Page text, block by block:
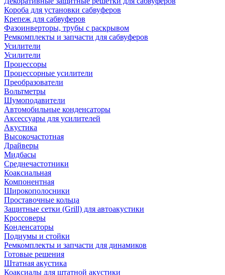
Короба для установки сабвуферов
Крепеж для сабвуферов
Фазоинверторы, трубы с раскрывом
Ремкомплекты и запчасти для сабвуферов
Усилители
Усилители
Процессоры
Процессорные усилители
Преобразователи
Вольтметры
Шумоподавители
Автомобильные конденсаторы
Аксессуары для усилителей
Акустика
Высокочастотная
Драйверы
Мидбасы
Среднечастотники
Коаксиальная
Компонентная
Широкополосники
Проставочные кольца
Защитные сетки (Grill) для автоакустики
Кроссоверы
Конденсаторы
Подиумы и стойки
Ремкомплекты и запчасти для динамиков
Готовые решения
Штатная акустика
Коаксиалы для штатной акустики